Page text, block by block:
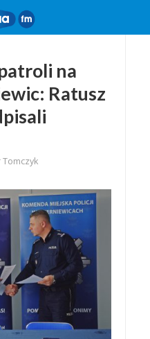
na
Ratusz
Tomczyk